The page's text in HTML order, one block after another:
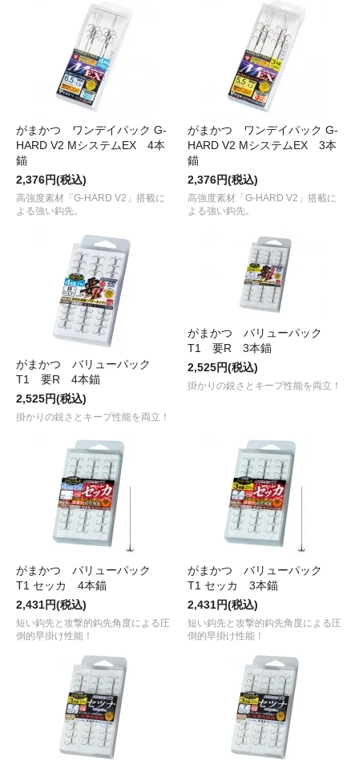
がまかつ ワンデイパック G-
HARD V2 MシステムEX 4本
錨
2,376円(税込)
高強度素材「G-HARD V2」搭載に
よる強い鈎先。
がまかつ ワンデイパック G-
HARD V2 MシステムEX 3本
錨
2,376円(税込)
高強度素材「G-HARD V2」搭載に
よる強い鈎先。
がまかつ バリューパック
T1 要R 4本錨
2,525円(税込)
掛かりの鋭さとキープ性能を両立！
がまかつ バリューパック
T1 要R 3本錨
2,525円(税込)
掛かりの鋭さとキープ性能を両立！
がまかつ バリューパック
T1 セッカ 4本錨
2,431円(税込)
短い鈎先と攻撃的鈎先角度による圧
倒的早掛け性能！
がまかつ バリューパック
T1 セッカ 3本錨
2,431円(税込)
短い鈎先と攻撃的鈎先角度による圧
倒的早掛け性能！